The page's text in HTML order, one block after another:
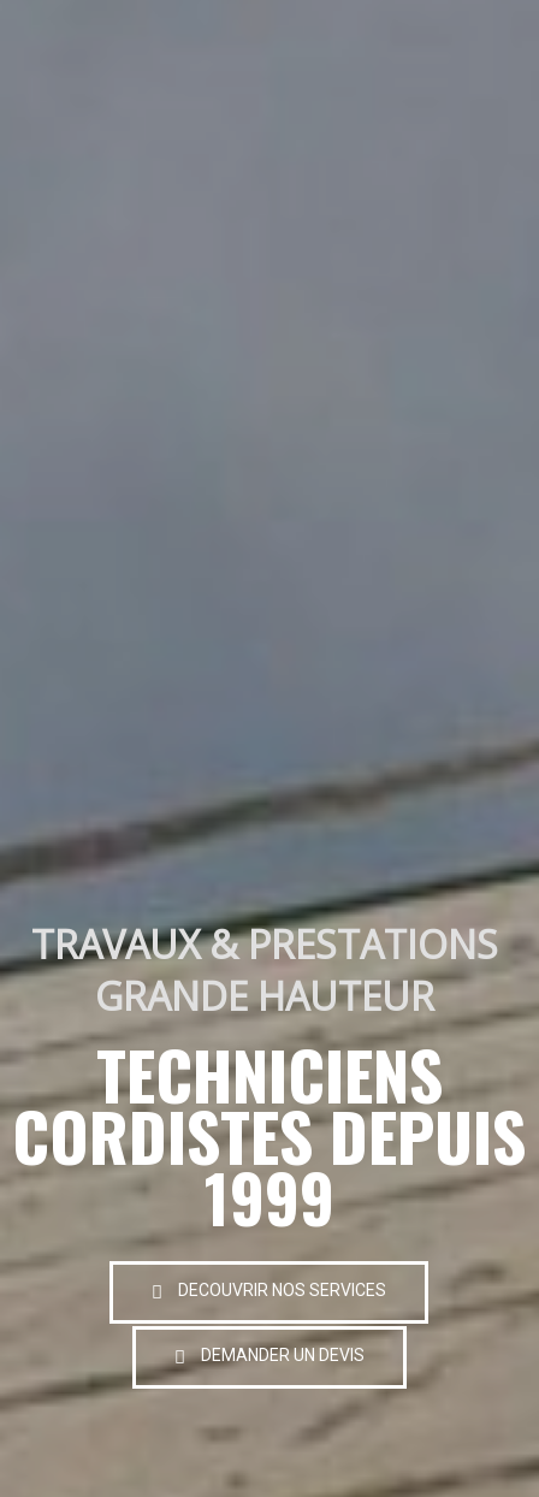
TRAVAUX & PRESTATIONS
GRANDE HAUTEUR
TECHNICIENS
CORDISTES DEPUIS
1999
DECOUVRIR NOS SERVICES
DEMANDER UN DEVIS